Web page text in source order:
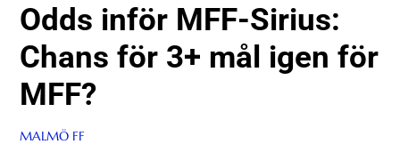
Odds inför MFF-Sirius:
Chans för 3+ mål igen för
MFF?
MALMÖ FF